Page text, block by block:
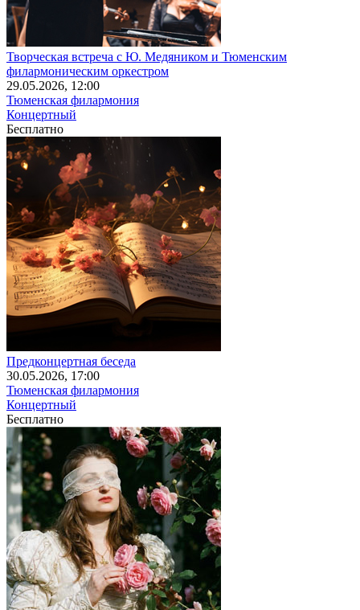
Творческая встреча с Ю. Медяником и Тюменским
филармоническим оркестром
29.05.2026, 12:00
Тюменская филармония
Концертный
Бесплатно
Предконцертная беседа
30.05.2026, 17:00
Тюменская филармония
Концертный
Бесплатно